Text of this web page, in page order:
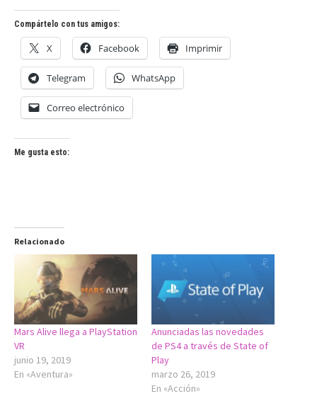
Compártelo con tus amigos:
X Facebook Imprimir
Telegram WhatsApp
Correo electrónico
Me gusta esto:
Relacionado
Mars Alive llega a PlayStation
VR
junio 19, 2019
En «Aventura»
Anunciadas las novedades
de PS4 a través de State of
Play
marzo 26, 2019
En «Acción»